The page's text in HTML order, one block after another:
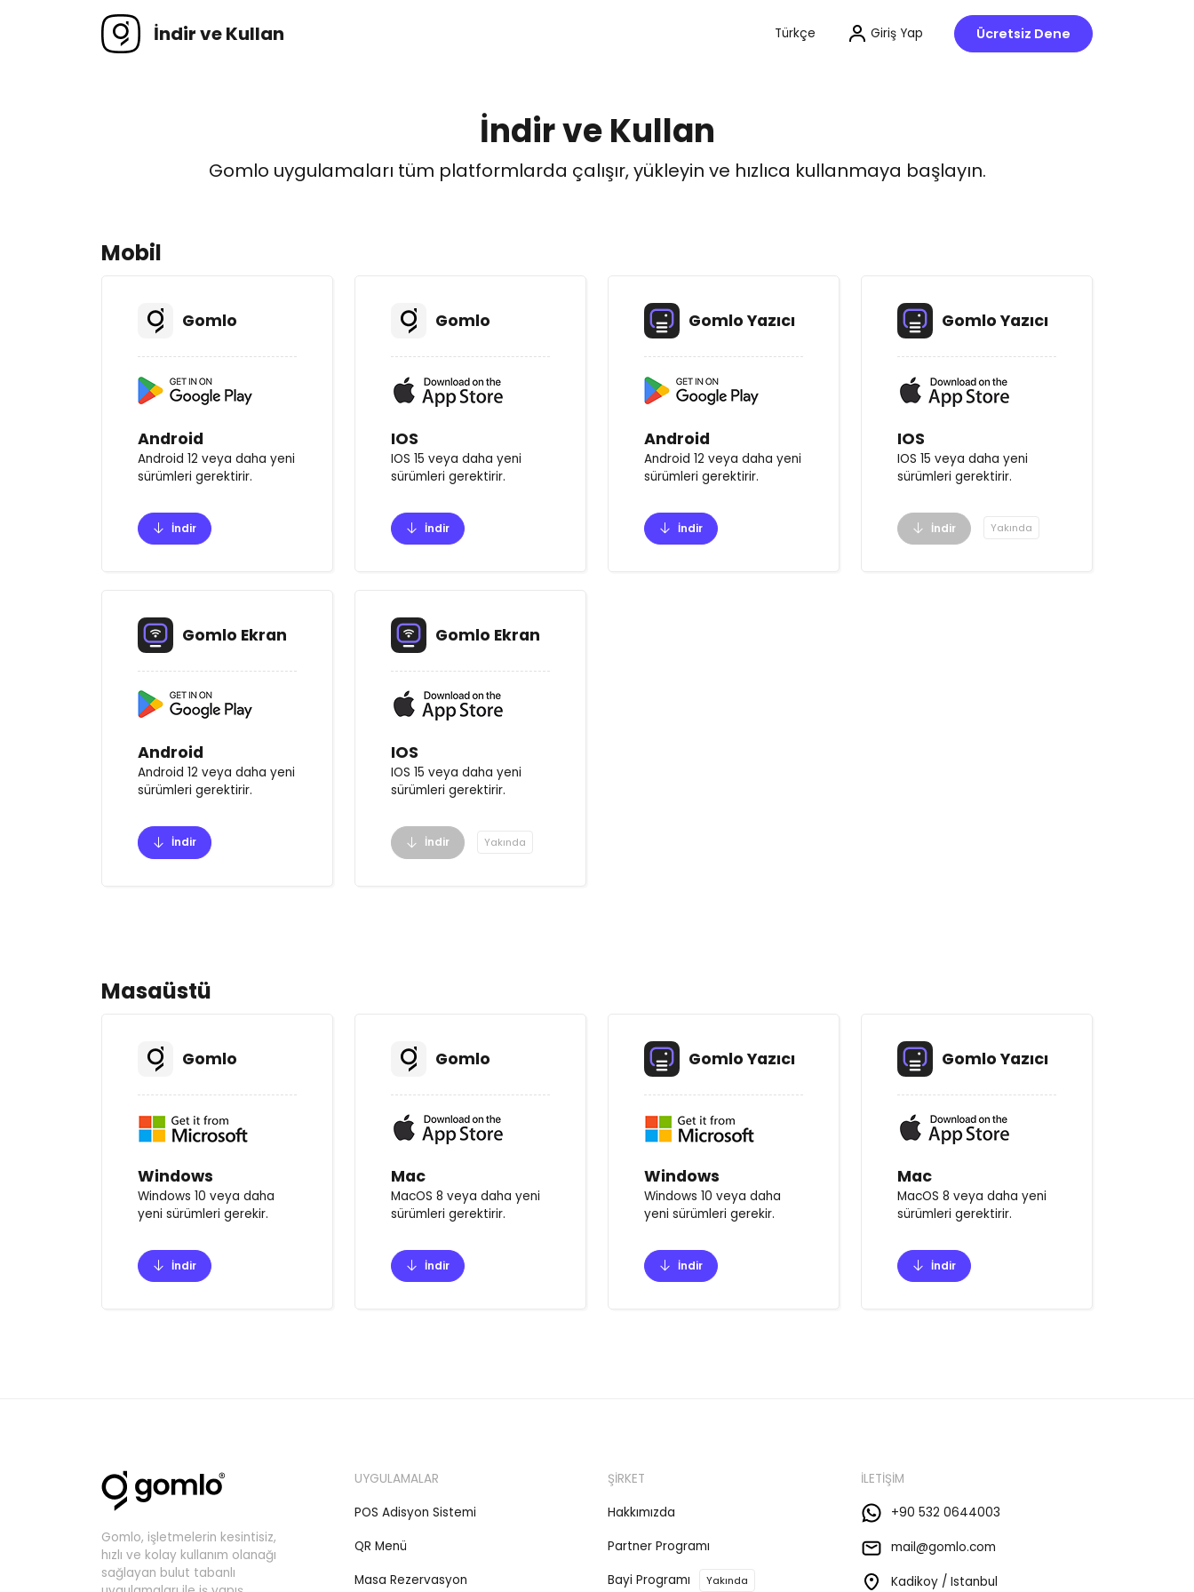
İndir ve Kullan Türkçe Giriş Yap Ücretsiz Dene
İndir ve Kullan
Gomlo uygulamaları tüm platformlarda çalışır, yükleyin ve hızlıca kullanmaya başlayın.
Mobil
Gomlo
Android
Android 12 veya daha yeni
sürümleri gerektirir.
İndir
Gomlo
IOS
IOS 15 veya daha yeni
sürümleri gerektirir.
İndir
Gomlo Yazıcı
Android
Android 12 veya daha yeni
sürümleri gerektirir.
İndir
Gomlo Yazıcı
IOS
IOS 15 veya daha yeni
sürümleri gerektirir.
İndir Yakında
Gomlo Ekran
Android
Android 12 veya daha yeni
sürümleri gerektirir.
İndir
Gomlo Ekran
IOS
IOS 15 veya daha yeni
sürümleri gerektirir.
İndir Yakında
Masaüstü
Gomlo
Windows
Windows 10 veya daha
yeni sürümleri gerekir.
İndir
Gomlo
Mac
MacOS 8 veya daha yeni
sürümleri gerektirir.
İndir
Gomlo Yazıcı
Windows
Windows 10 veya daha
yeni sürümleri gerekir.
İndir
Gomlo Yazıcı
Mac
MacOS 8 veya daha yeni
sürümleri gerektirir.
İndir
Gomlo, işletmelerin kesintisiz,
hızlı ve kolay kullanım olanağı
sağlayan bulut tabanlı
UYGULAMALAR
POS Adisyon Sistemi
QR Menü
Masa Rezervasyon
ŞİRKET
Hakkımızda
Partner Programı
Bayi Programı
Yakında
İLETİŞİM
+90 532 0644003
mail@gomlo.com
Kadikoy / Istanbul